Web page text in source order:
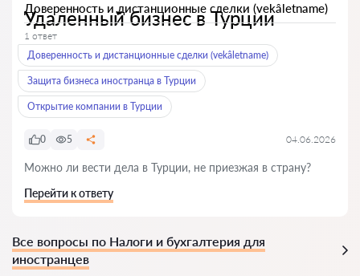
Доверенность и дистанционные сделки (vekâletname)
Удаленный бизнес в Турции
1 ответ
Доверенность и дистанционные сделки (vekâletname)
Защита бизнеса иностранца в Турции
Открытие компании в Турции
0 5 04.06.2026
Можно ли вести дела в Турции, не приезжая в страну?
Перейти к ответу
Все вопросы по Налоги и бухгалтерия для
иностранцев